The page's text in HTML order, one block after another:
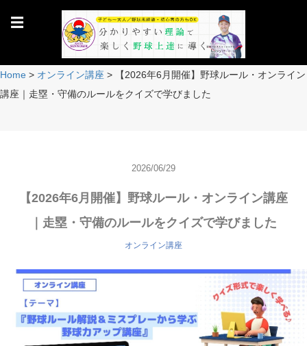
☰
Home > オンライン講座 >
【2026年6月開催】野球ルール・オンライン
講座｜走塁・守備のルールをクイズで学びました
2026/06/29
【2026年6月開催】野球ルール・オンライン講座
｜走塁・守備のルールをクイズで学びました
オンライン講座